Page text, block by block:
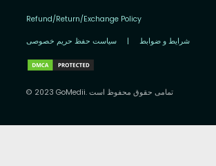
Refund/Return/Exchange Policy
سیاست حفظ حریم خصوصی | شرایط و ضوابط
© 2023 GoMedii. تمامی حقوق محفوظ است